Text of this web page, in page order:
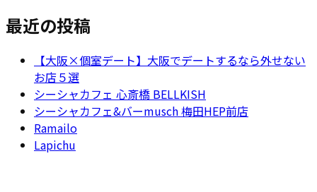
最近の投稿
【大阪×個室デート】大阪でデートするなら外せない
お店５選
シーシャカフェ 心斎橋 BELLKISH
シーシャカフェ&バーmusch 梅田HEP前店
Ramailo
Lapichu